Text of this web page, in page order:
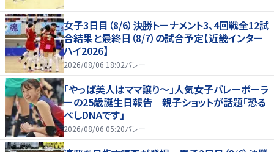
女子3日目（8/6）決勝トーナメント3、4回戦全12試
合結果と最終日（8/7）の試合予定【近畿インター
ハイ2026】
2026/08/06 18:02バレー
「やっぱ美人はママ譲り～」人気女子バレーボーラ
ーの25歳誕生日報告 親子ショットが話題「恐る
べしDNAです」
2026/08/06 05:20バレー